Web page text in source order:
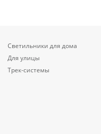
Светильники для дома
Для улицы
Трек-системы